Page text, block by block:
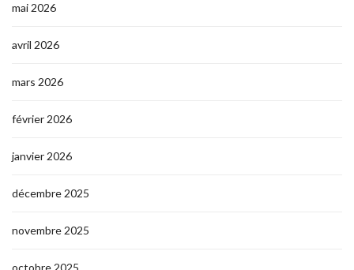
mai 2026
avril 2026
mars 2026
février 2026
janvier 2026
décembre 2025
novembre 2025